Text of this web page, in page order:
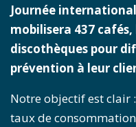
Journée
mobilisera 437
discothèques pour
prévention à leur
Notre objectif est clair
taux de